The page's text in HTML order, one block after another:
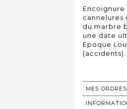
Encoignure
cannelures
du marbre
une date
Epoque
(accidents).
MES